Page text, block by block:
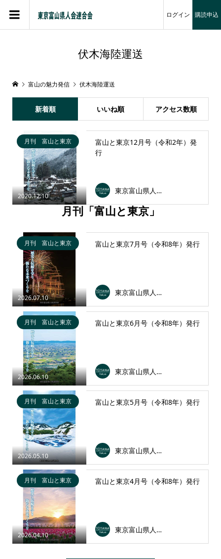
ログイン 購読申込
伏木海陸運送
富山の魅力発信 伏木海陸運送
新着順 いいね順 アクセス数順
2020.12.10
月刊 富山と東京
富山と東京12月号（令和2年）発
行
東京富山県人会連合会
月刊「富山と東京」
2026.07.10
月刊 富山と東京 富山と東京7月号（令和8年）発行
東京富山県人会連合会
2026.06.10
月刊 富山と東京 富山と東京6月号（令和8年）発行
東京富山県人会連合会
2026.05.10
月刊 富山と東京 富山と東京5月号（令和8年）発行
東京富山県人会連合会
2026.04.10
月刊 富山と東京 富山と東京4月号（令和8年）発行
東京富山県人会連合会